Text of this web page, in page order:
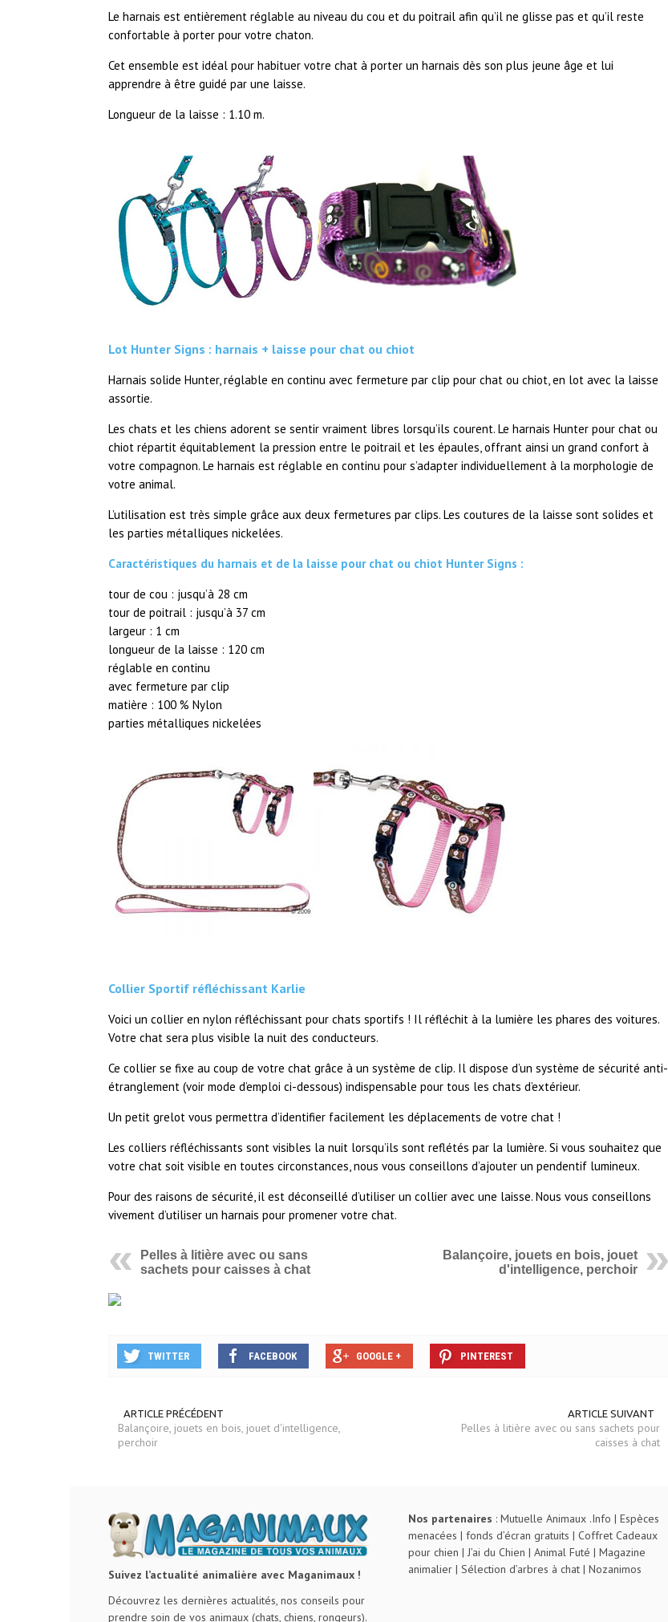
Le harnais est entièrement réglable au niveau du cou et du poitrail afin qu’il ne glisse pas et qu’il reste
confortable à porter pour votre chaton.
Cet ensemble est idéal pour habituer votre chat à porter un harnais dès son plus jeune âge et lui
apprendre à être guidé par une laisse.
Longueur de la laisse : 1.10 m.
Lot Hunter Signs : harnais + laisse pour chat ou chiot
Harnais solide Hunter, réglable en continu avec fermeture par clip pour chat ou chiot, en lot avec la laisse
assortie.
Les chats et les chiens adorent se sentir vraiment libres lorsqu’ils courent. Le harnais Hunter pour chat ou
chiot répartit équitablement la pression entre le poitrail et les épaules, offrant ainsi un grand confort à
votre compagnon. Le harnais est réglable en continu pour s’adapter individuellement à la morphologie de
votre animal.
L’utilisation est très simple grâce aux deux fermetures par clips. Les coutures de la laisse sont solides et
les parties métalliques nickelées.
Caractéristiques du harnais et de la laisse pour chat ou chiot Hunter Signs :
tour de cou : jusqu’à 28 cm
tour de poitrail : jusqu’à 37 cm
largeur : 1 cm
longueur de la laisse : 120 cm
réglable en continu
avec fermeture par clip
matière : 100 % Nylon
parties métalliques nickelées
Collier Sportif réfléchissant Karlie
Voici un collier en nylon réfléchissant pour chats sportifs ! Il réfléchit à la lumière les phares des voitures.
Votre chat sera plus visible la nuit des conducteurs.
Ce collier se fixe au coup de votre chat grâce à un système de clip. Il dispose d’un système de sécurité anti-
étranglement (voir mode d’emploi ci-dessous) indispensable pour tous les chats d’extérieur.
Un petit grelot vous permettra d’identifier facilement les déplacements de votre chat !
Les colliers réfléchissants sont visibles la nuit lorsqu’ils sont reflétés par la lumière. Si vous souhaitez que
votre chat soit visible en toutes circonstances, nous vous conseillons d’ajouter un pendentif lumineux.
Pour des raisons de sécurité, il est déconseillé d’utiliser un collier avec une laisse. Nous vous conseillons
vivement d’utiliser un harnais pour promener votre chat.
Pelles à litière avec ou sans
sachets pour caisses à chat
Balançoire, jouets en bois, jouet
d'intelligence, perchoir
TWITTER FACEBOOK GOOGLE + PINTEREST
ARTICLE PRÉCÉDENT
Balançoire, jouets en bois, jouet d'intelligence,
perchoir
ARTICLE SUIVANT
Pelles à litière avec ou sans sachets pour
caisses à chat
Suivez l’actualité animalière avec Maganimaux !
Découvrez les dernières actualités, nos conseils pour
prendre soin de vos animaux (chats, chiens, rongeurs).
Nos partenaires :Mutuelle Animaux .Info |Espèces
menacées |fonds d’écran gratuits |Coffret Cadeaux
pour chien |J’ai du Chien |Animal Futé |Magazine
animalier |Sélection d’arbres à chat |Nozanimos